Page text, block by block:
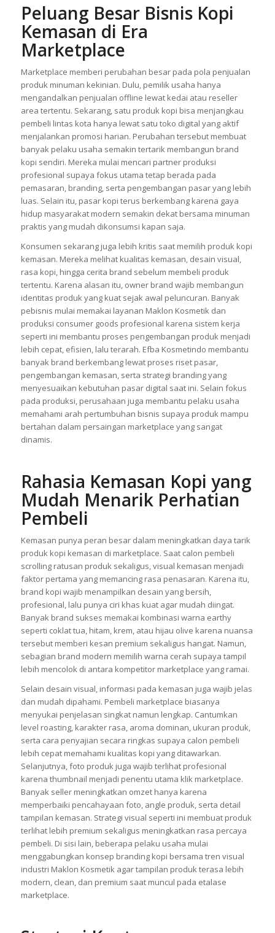
Peluang Besar Bisnis Kopi
Kemasan di Era
Marketplace
Marketplace memberi perubahan besar pada pola penjualan
produk minuman kekinian. Dulu, pemilik usaha hanya
mengandalkan penjualan offline lewat kedai atau reseller
area tertentu. Sekarang, satu produk kopi bisa menjangkau
pembeli lintas kota hanya lewat satu toko digital yang aktif
menjalankan promosi harian. Perubahan tersebut membuat
banyak pelaku usaha semakin tertarik membangun brand
kopi sendiri. Mereka mulai mencari partner produksi
profesional supaya fokus utama tetap berada pada
pemasaran, branding, serta pengembangan pasar yang lebih
luas. Selain itu, pasar kopi terus berkembang karena gaya
hidup masyarakat modern semakin dekat bersama minuman
praktis yang mudah dikonsumsi kapan saja.
Konsumen sekarang juga lebih kritis saat memilih produk kopi
kemasan. Mereka melihat kualitas kemasan, desain visual,
rasa kopi, hingga cerita brand sebelum membeli produk
tertentu. Karena alasan itu, owner brand wajib membangun
identitas produk yang kuat sejak awal peluncuran. Banyak
pebisnis mulai memakai layanan Maklon Kosmetik dan
produksi consumer goods profesional karena sistem kerja
seperti ini membantu proses pengembangan produk menjadi
lebih cepat, efisien, lalu terarah. Efba Kosmetindo membantu
banyak brand berkembang lewat proses riset pasar,
pengembangan kemasan, serta strategi branding yang
menyesuaikan kebutuhan pasar digital saat ini. Selain fokus
pada produksi, perusahaan juga membantu pelaku usaha
memahami arah pertumbuhan bisnis supaya produk mampu
bertahan dalam persaingan marketplace yang sangat
dinamis.
Rahasia Kemasan Kopi yang
Mudah Menarik Perhatian
Pembeli
Kemasan punya peran besar dalam meningkatkan daya tarik
produk kopi kemasan di marketplace. Saat calon pembeli
scrolling ratusan produk sekaligus, visual kemasan menjadi
faktor pertama yang memancing rasa penasaran. Karena itu,
brand kopi wajib menampilkan desain yang bersih,
profesional, lalu punya ciri khas kuat agar mudah diingat.
Banyak brand sukses memakai kombinasi warna earthy
seperti coklat tua, hitam, krem, atau hijau olive karena nuansa
tersebut memberi kesan premium sekaligus hangat. Namun,
sebagian brand modern memilih warna cerah supaya tampil
lebih mencolok di antara kompetitor marketplace yang ramai.
Selain desain visual, informasi pada kemasan juga wajib jelas
dan mudah dipahami. Pembeli marketplace biasanya
menyukai penjelasan singkat namun lengkap. Cantumkan
level roasting, karakter rasa, aroma dominan, ukuran produk,
serta cara penyajian secara ringkas supaya calon pembeli
lebih cepat memahami kualitas kopi yang ditawarkan.
Selanjutnya, foto produk juga wajib terlihat profesional
karena thumbnail menjadi penentu utama klik marketplace.
Banyak seller meningkatkan omzet hanya karena
memperbaiki pencahayaan foto, angle produk, serta detail
tampilan kemasan. Strategi visual seperti ini membuat produk
terlihat lebih premium sekaligus meningkatkan rasa percaya
pembeli. Di sisi lain, beberapa pelaku usaha mulai
menggabungkan konsep branding kopi bersama tren visual
industri Maklon Kosmetik agar tampilan produk terasa lebih
modern, clean, dan premium saat muncul pada etalase
marketplace.